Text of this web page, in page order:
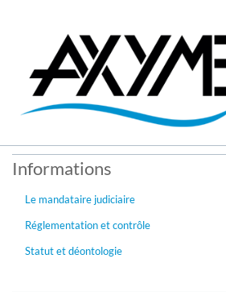
Informations
Le mandataire judiciaire
Réglementation et contrôle
Statut et déontologie